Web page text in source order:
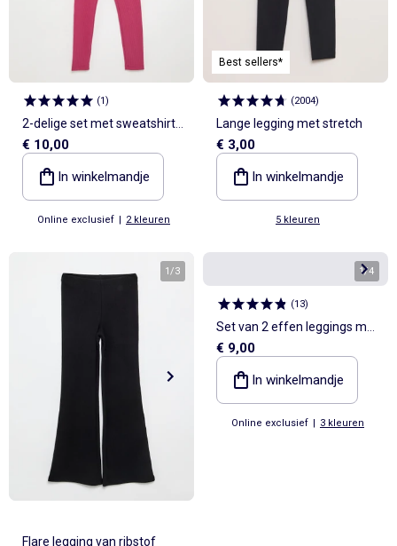
(1)
2-delige set met sweatshirt
en legging
€ 10,00
In winkelmandje
Online exclusief | 2 kleuren
Best sellers*
(2004)
Lange legging met stretch
€ 3,00
In winkelmandje
5 kleuren
1/3
Flare legging van ribstof
1/4
(13)
Set van 2 effen leggings met
flarevorm
€ 9,00
In winkelmandje
Online exclusief | 3 kleuren